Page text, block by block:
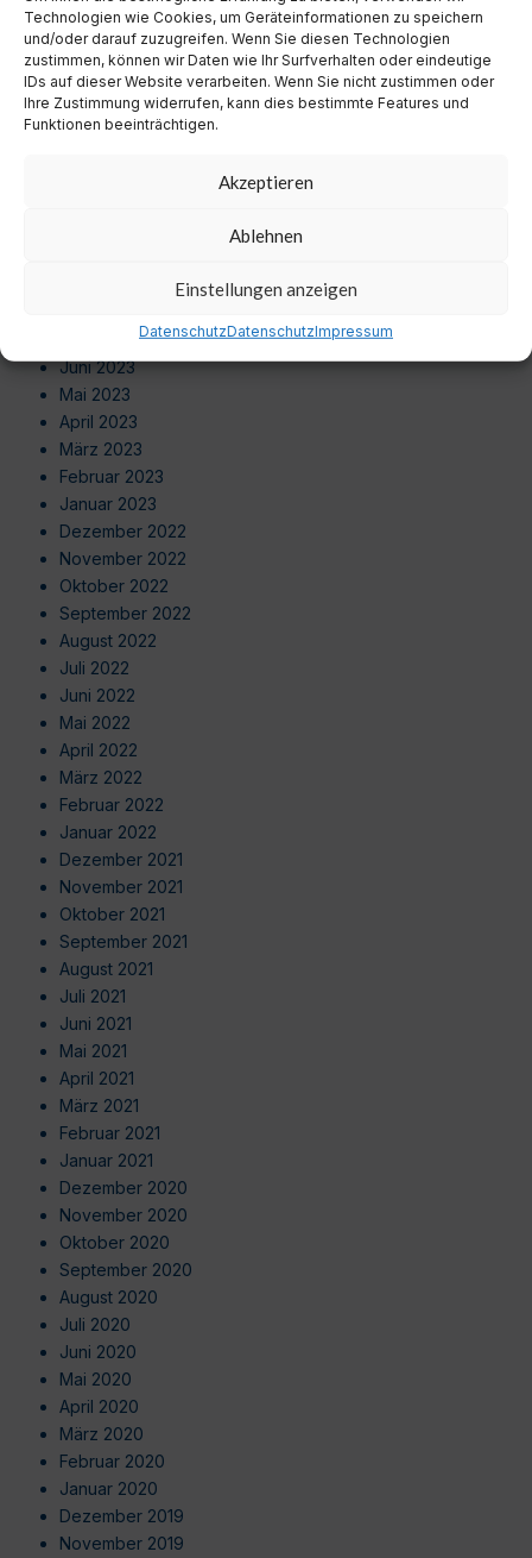
Technologien wie Cookies, um Geräteinformationen zu speichern
und/oder darauf zuzugreifen. Wenn Sie diesen Technologien
zustimmen, können wir Daten wie Ihr Surfverhalten oder eindeutige
IDs auf dieser Website verarbeiten. Wenn Sie nicht zustimmen oder
Ihre Zustimmung widerrufen, kann dies bestimmte Features und
Funktionen beeinträchtigen.
Akzeptieren
Ablehnen
Einstellungen anzeigen
DatenschutzDatenschutzImpressum
Juli 2024
Juni 2024
Mai 2024
April 2024
März 2024
September 2023
Juni 2023
Mai 2023
April 2023
März 2023
Februar 2023
Januar 2023
Dezember 2022
November 2022
Oktober 2022
September 2022
August 2022
Juli 2022
Juni 2022
Mai 2022
April 2022
März 2022
Februar 2022
Januar 2022
Dezember 2021
November 2021
Oktober 2021
September 2021
August 2021
Juli 2021
Juni 2021
Mai 2021
April 2021
März 2021
Februar 2021
Januar 2021
Dezember 2020
November 2020
Oktober 2020
September 2020
August 2020
Juli 2020
Juni 2020
Mai 2020
April 2020
März 2020
Februar 2020
Januar 2020
Dezember 2019
November 2019